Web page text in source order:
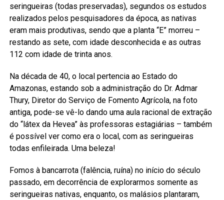
seringueiras (todas preservadas), segundos os estudos
realizados pelos pesquisadores da época, as nativas
eram mais produtivas, sendo que a planta “E” morreu –
restando as sete, com idade desconhecida e as outras
112 com idade de trinta anos.
Na década de 40, o local pertencia ao Estado do
Amazonas, estando sob a administração do Dr. Admar
Thury, Diretor do Serviço de Fomento Agrícola, na foto
antiga, pode-se vê-lo dando uma aula racional de extração
do “látex da Hevea” às professoras estagiárias – também
é possível ver como era o local, com as seringueiras
todas enfileirada. Uma beleza!
Fomos à bancarrota (falência, ruína) no início do século
passado, em decorrência de explorarmos somente as
seringueiras nativas, enquanto, os malásios plantaram,